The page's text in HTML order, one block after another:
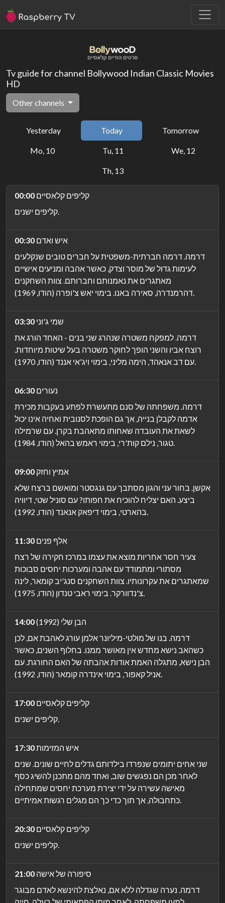
Tv guide for channel Bollywood Indian Classic Movies
HD
Other channels
Yesterday Today Tomorrow
Mo, 10 Tu, 11 We, 12
Th, 13
00:00 קליפים קלאסיים
קליפים ישנים.
00:30 איש ואדם
דרמה. דרמה חברתית-משפטית על חברים טובים שנקלעים
לעימות גדול של מוסר וצדק, כאשר אהבה ומניעים אישיים
מאתגרים את נאמנותם וחברותם. צוות השחקנים
דהרמנדרה, סאירה באנו. בימוי יאש צ'ופרה (הודו, 1969).
03:30 שמי ג'וני
דרמה. למפקח משטרה שנהרג שני בנים - האחד הורג את
רוצח אביו והשני הופך לחוקר משטרה בעל שיטות מיוחדות.
עם דב אנאהד, הימה מליני, בימוי ויג'אי אננד (הודו, 1970).
06:30 נעורים
דרמה. משפחתה של סנם מתעשרת לפתע בעקבות מכירת
אדמה לקבלן בנייה, אך גם הופכת לסנובית ואחיה אינו יכול
לשאת את העובדה שאחותו מתאהבת בקרן. עם שרמילה
טגור, נילם קות'רי, בימוי ראמש בהאל (הודו, 1984).
09:00 אמיץ וחזק
אקשן. בחור עני והגון מסתבך עם גנגסטר ומואשם ברצח שלא
ביצע. האם יצליח להוכיח את חפותו? עם סוניל שטי, דיוויה
בהארטי, בימוי דיפאק אנאנד (הודו, 1992).
11:30 אלף פנים
צעיר חסר אחריות מוצא את עצמו במרכז חקירה של רצח
מסתורי ומתמודד עם אהבה ומערכות יחסים סבוכות
שמאתגרים את עקרונותיו. צוות השחקנים סנג'יב קומאר, לינה
צ'נדוורקר. בימוי ראבי טנדון (הודו, 1975).
14:00
הבן שלי (1992)
דרמה. בנו של מולטי-מיליונר אלמן עורג לאהבת אם, לכן
כשהאב נישא מחדש אין מאושר ממנו. בחלוף השנים, כאשר
הבן נישא, מתגלה האמת אודות אהבתה של האם החורגת. עם
אניל קאפור, בימוי אינדרה קומאר (הודו, 1992).
17:00 קליפים קלאסיים
קליפים ישנים.
17:30איש המזימות
שני אחים יתומים שנפרדו בילדותם גדלים לחיים שונים. שנים
לאחר מכן הם נפגשים שוב, ואחד מהם מתכנן להשיג כסף
מאישה עשירה על ידי יצירת מערכת יחסים שמתחילה
כתחבולה, אך תוך כדי כך הם מגלים רגשות אמיתיים.
20:30 קליפים קלאסיים
קליפים ישנים.
21:00 סיפורה של אישה
דרמה. נערה שגדלה ללא אם, נאלצת להינשא לאדם מבוגר